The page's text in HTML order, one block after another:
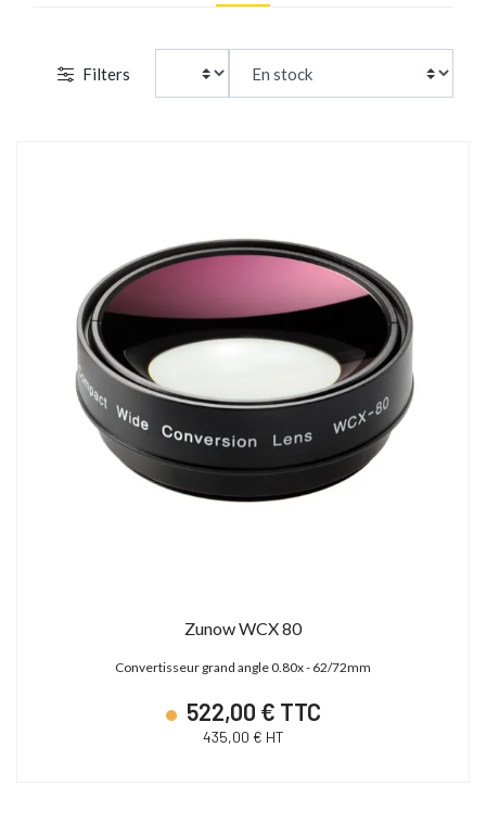
Filters
Zunow WCX 80
Convertisseur grand angle 0.80x - 62/72mm
522,00 € TTC
435,00 € HT